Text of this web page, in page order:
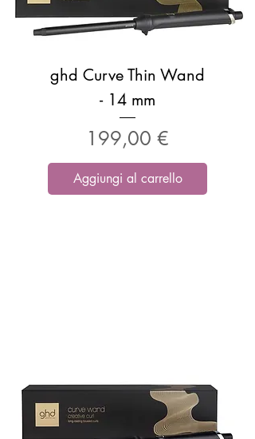
ghd Curve Thin Wand
- 14 mm
Prezzo
199,00 €
Aggiungi al carrello